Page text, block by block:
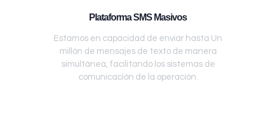
Plataforma SMS Masivos
Estamos en capacidad de enviar hasta Un
millón de mensajes de texto de manera
simultánea, facilitando los sistemas de
comunicación de la operación.